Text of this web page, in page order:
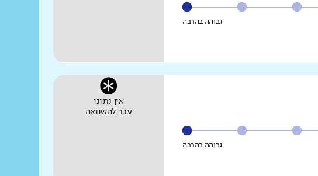
גבוהה בהרבה
גבוהה בהרבה
אין נתוני
עבר להשוואה